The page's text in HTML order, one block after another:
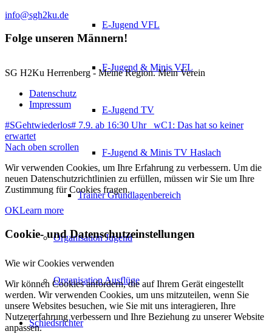
E-Jugend VFL
F-Jugend & Minis VFL
E-Jugend TV
F-Jugend & Minis TV Haslach
Trainer Grundlagenbereich
Organisation Jugend
Organisation Ausflüge
Schiedsrichter
info@sgh2ku.de
Folge unseren Männern!
SG H2Ku Herrenberg - Meine Region. Mein Verein
Datenschutz
Impressum
#SGehtwiederlos# 7.9. ab 16:30 Uhr
wC1: Das hat so keiner
erwartet
Nach oben scrollen
Wir verwenden Cookies, um Ihre Erfahrung zu verbessern. Um die
neuen Datenschutzrichtlinien zu erfüllen, müssen wir Sie um Ihre
Zustimmung für Cookies fragen.
OKLearn more
Cookie- und Datenschutzeinstellungen
Wie wir Cookies verwenden
Wir können Cookies anfordern, die auf Ihrem Gerät eingestellt
werden. Wir verwenden Cookies, um uns mitzuteilen, wenn Sie
unsere Websites besuchen, wie Sie mit uns interagieren, Ihre
Nutzererfahrung verbessern und Ihre Beziehung zu unserer Website
anpassen.